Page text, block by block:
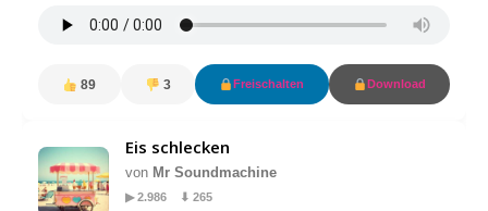
89 3 Freischalten Download
Eis schlecken
von Mr Soundmachine
▶ 2.986 ⬇ 265